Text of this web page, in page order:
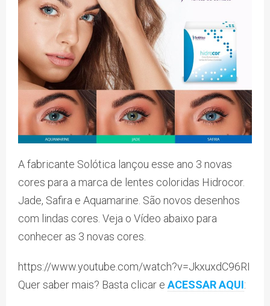
A fabricante Solótica lançou esse ano 3 novas
cores para a marca de lentes coloridas Hidrocor.
Jade, Safira e Aquamarine. São novos desenhos
com lindas cores. Veja o Vídeo abaixo para
conhecer as 3 novas cores.
https://www.youtube.com/watch?v=JkxuxdC96RI
Quer saber mais? Basta clicar e ACESSAR AQUI: